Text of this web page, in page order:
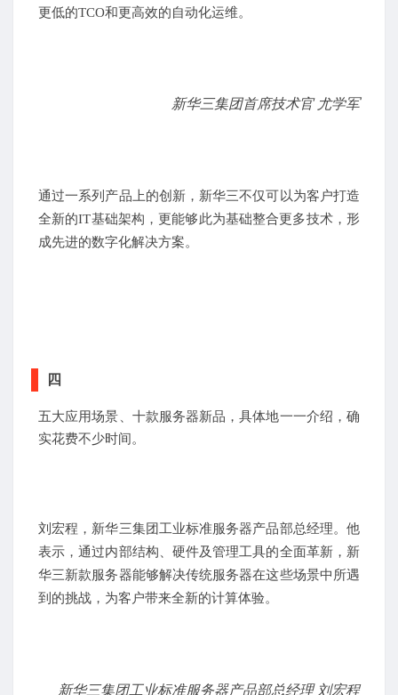
更低的TCO和更高效的自动化运维。
新华三集团首席技术官 尤学军
通过一系列产品上的创新，新华三不仅可以为客户打造
全新的IT基础架构，更能够此为基础整合更多技术，形
成先进的数字化解决方案。
四
五大应用场景、十款服务器新品，具体地一一介绍，确
实花费不少时间。
刘宏程，新华三集团工业标准服务器产品部总经理。他
表示，通过内部结构、硬件及管理工具的全面革新，新
华三新款服务器能够解决传统服务器在这些场景中所遇
到的挑战，为客户带来全新的计算体验。
新华三集团工业标准服务器产品部总经理 刘宏程